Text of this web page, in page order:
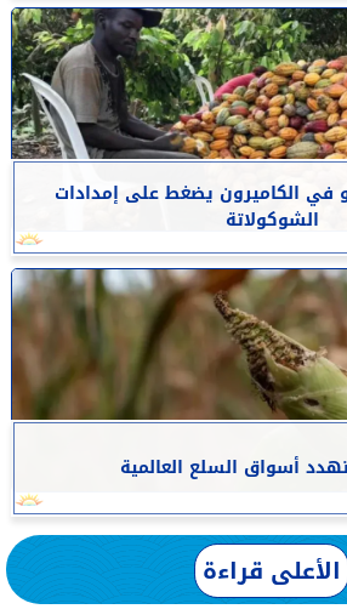
في الكاميرون يضغط على إمدادات
الشوكولاتة
تهدد أسواق السلع العالمية
الأعلى قراءة